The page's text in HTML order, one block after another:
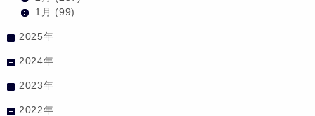
1月 (99)
2025年
2024年
2023年
2022年